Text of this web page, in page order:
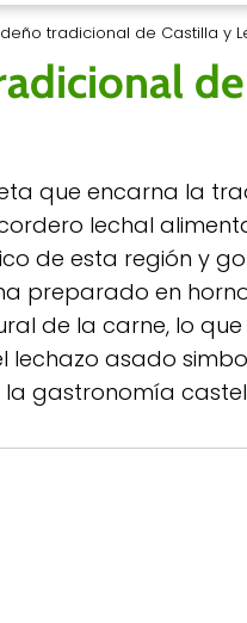
tradicional de Castilla y
que encarna la
lechal
de esta región y
preparado en
de la carne, lo
lechazo asado
gastronomía